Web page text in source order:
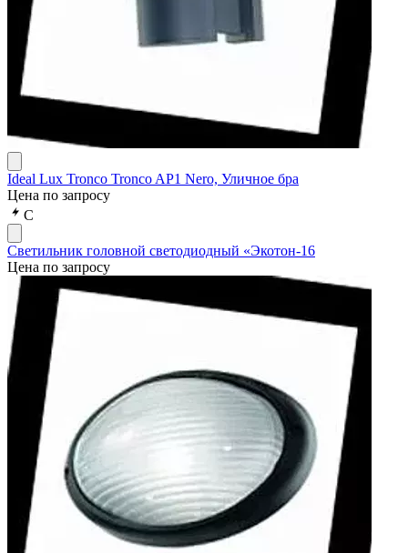
Ideal Lux Tronco Tronco AP1 Nero, Уличное бра
Цена по запросу
С
Светильник головной светодиодный «Экотон-16
Цена по запросу